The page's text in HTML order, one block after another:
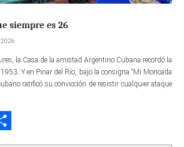
siempre es 26
la Casa de la amistad Argentino Cubana recordó la
Y en Pinar del Río, bajo la consigna “Mi Moncada
ratificó su convicción de resistir cualquier ataque